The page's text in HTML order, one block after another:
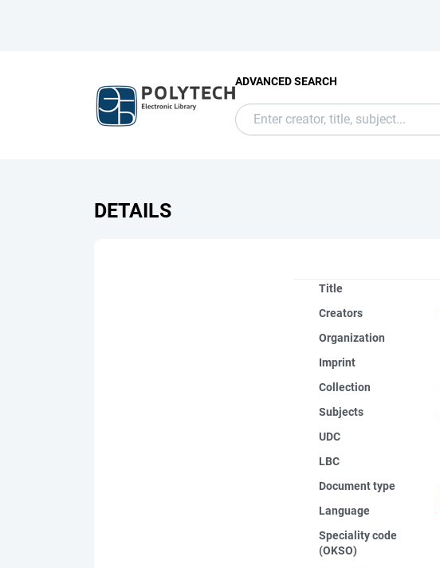
ADVANCED SEARCH
DETAILS
Title
Creators
Organization
Imprint
Collection
Subjects
UDC
LBC
Document type
Language
Speciality code
(OKSO)